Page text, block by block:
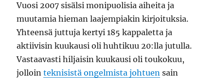
Vuosi 2007 sisälsi monipuolisia aiheita ja
muutamia hieman laajempiakin kirjoituksia.
Yhteensä juttuja kertyi 185 kappaletta ja
aktiivisin kuukausi oli huhtikuu 20:lla jutulla.
Vastaavasti hiljaisin kuukausi oli toukokuu,
jollointeknisistä ongelmista johtuen sain